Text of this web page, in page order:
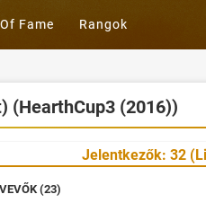
Fame Rangok
(HearthCup3 (2016))
Jelentkezők: 32
(23)